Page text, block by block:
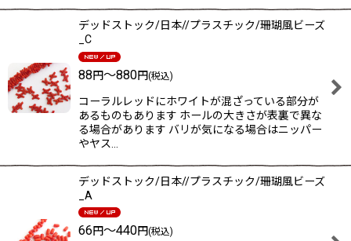
デッドストック/日本//プラスチック/珊瑚風ビーズ
_C
88円～880円(税込)
コーラルレッドにホワイトが混ざっている部分が
あるものもあります ホールの大きさが表裏で異な
る場合があります バリが気になる場合はニッパー
やヤス…
デッドストック/日本//プラスチック/珊瑚風ビーズ
_A
66円～440円(税込)